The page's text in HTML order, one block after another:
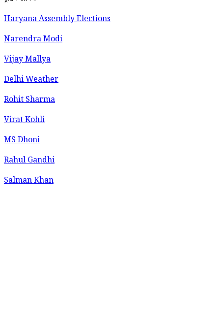
Haryana Assembly Elections
Narendra Modi
Vijay Mallya
Delhi Weather
Rohit Sharma
Virat Kohli
MS Dhoni
Rahul Gandhi
Salman Khan